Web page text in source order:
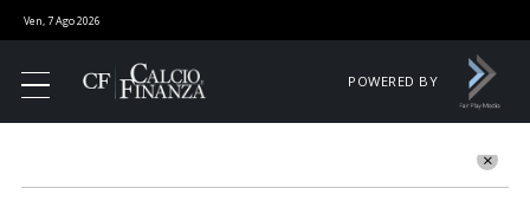
Ven, 7 Ago 2026
POWERED BY